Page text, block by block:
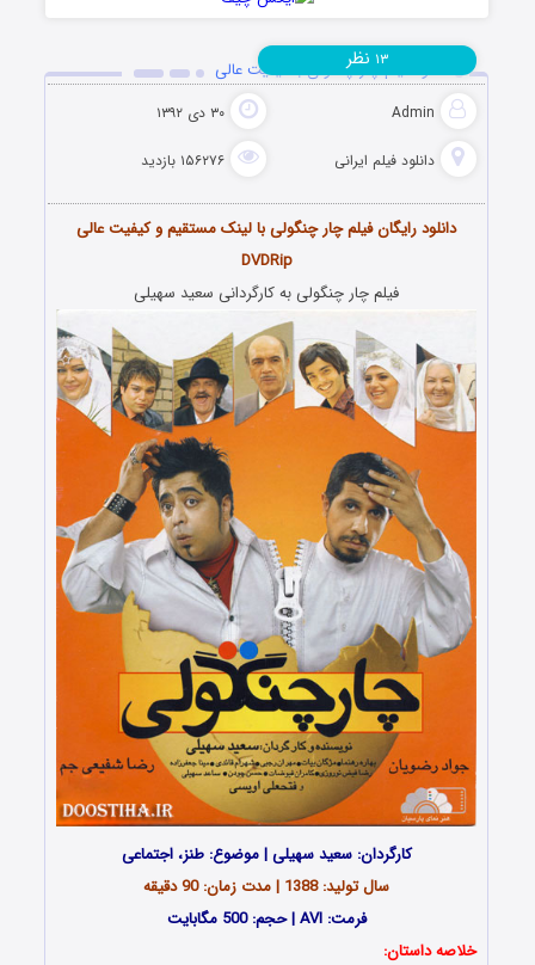
دانلود فیلم چار چنگولی با کیفیت عالی
Admin ۳۰ دی ۱۳۹۲
دانلود فیلم‌ ایرانی ۱۵۶۲۷۶ بازدید
۱۳ نظر
دانلود رایگان فیلم چار چنگولی با لینک مستقیم و کیفیت عالی
DVDRip
فیلم چار چنگولی به کارگردانی سعید سهیلی
کارگردان: سعید سهیلی | موضوع: طنز، اجتماعی
سال تولید: 1388 | مدت زمان: 90 دقیقه
فرمت: AVI | حجم: 500 مگابایت
خلاصه داستان: